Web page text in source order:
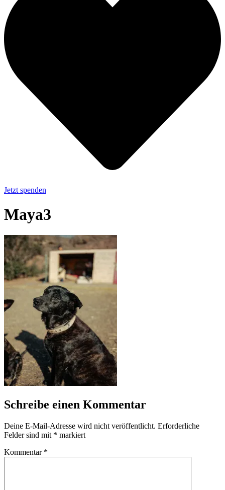
Jetzt spenden
Maya3
Schreibe einen Kommentar
Deine E-Mail-Adresse wird nicht veröffentlicht. Erforderliche
Felder sind mit * markiert
Kommentar *